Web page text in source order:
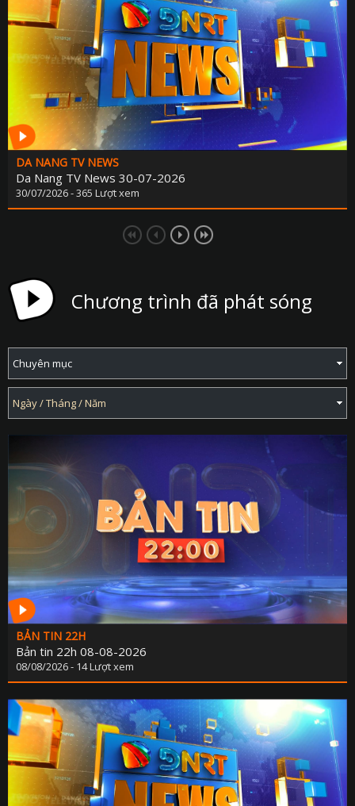
DA NANG TV NEWS
Da Nang TV News 30-07-2026
30/07/2026 - 365 Lượt xem
Chương trình đã phát sóng
BẢN TIN 22H
Bản tin 22h 08-08-2026
08/08/2026 - 14 Lượt xem